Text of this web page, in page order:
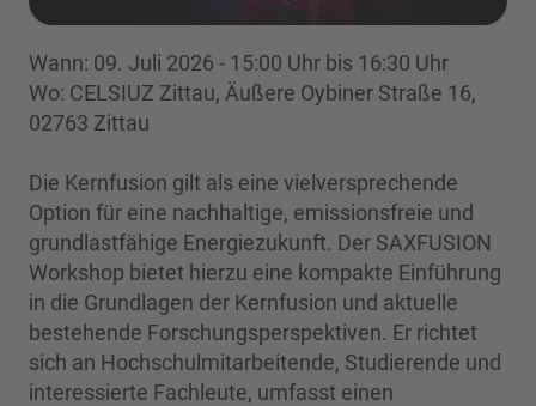
Wann: 09. Juli 2026 - 15:00 Uhr bis 16:30 Uhr
Wo: CELSIUZ Zittau, Äußere Oybiner Straße 16,
02763 Zittau
Die Kernfusion gilt als eine vielversprechende
Option für eine nachhaltige, emissionsfreie und
grundlastfähige Energiezukunft. Der SAXFUSION
Workshop bietet hierzu eine kompakte Einführung
in die Grundlagen der Kernfusion und aktuelle
bestehende Forschungsperspektiven. Er richtet
sich an Hochschulmitarbeitende, Studierende und
interessierte Fachleute, umfasst einen